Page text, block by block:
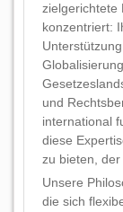
zielgerichtete
konzentriert:
und
international
diese
zu bieten, der
Unsere
die sich